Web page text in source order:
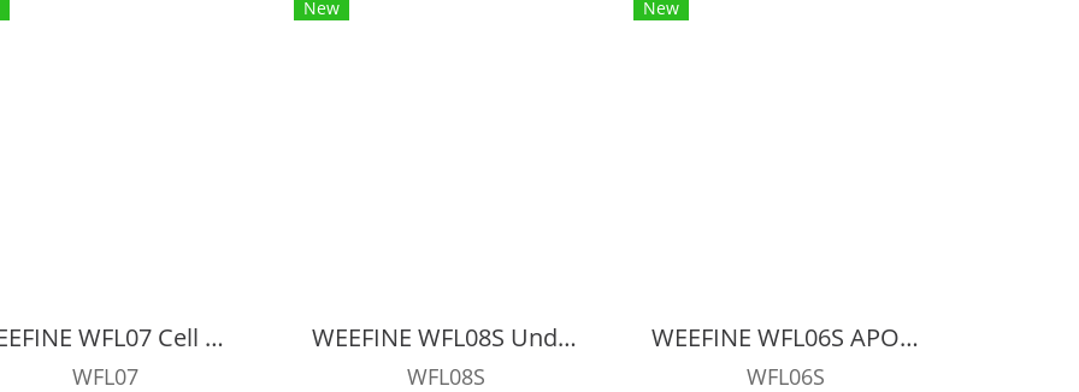
WEEFINE WFL07 Cell Underwater Ultra Wide Angle Conversion Lens for Smartphone
WFL07
New
WEEFINE WFL08S Underwater Achromatic Close-up Lens +6 ( With M67 Adapter )
WFL08S
New
WEEFINE WFL06S APO Underwater Apochromatic Close-Up Lens +23 ( With M67 Adapter )
WFL06S